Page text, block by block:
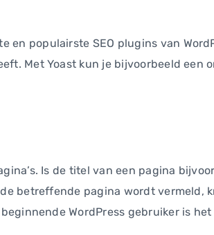
en populairste SEO plugins van
Met Yoast kun je bijvoorbeeld een
Is de titel van een pagina
betreffende pagina wordt vermeld,
WordPress gebruiker is